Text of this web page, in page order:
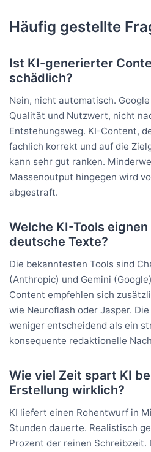
Häufig gestellte
Ist KI-generierter
schädlich?
Nein, nicht automatisch.
Qualität und Nutzwert, nicht
Entstehungsweg. KI-Content,
fachlich korrekt und auf die
kann sehr gut ranken.
Massenoutput hingegen wird
abgestraft.
Welche KI-Tools
deutsche Texte?
Die bekanntesten Tools sind
(Anthropic) und Gemini
Content empfehlen sich
wie Neuroflash oder Jasper.
weniger entscheidend als ein
konsequente redaktionelle
Wie viel Zeit spart KI
Erstellung wirklich?
KI liefert einen Rohentwurf in
Stunden dauerte. Realistisch
Prozent der reinen Schreibzeit.